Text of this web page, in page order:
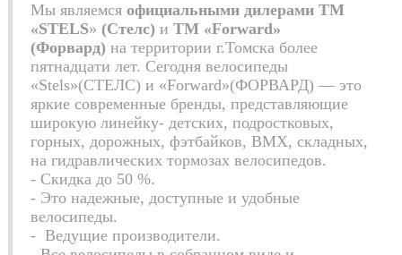
Мы являемся официальными дилерами ТМ
«STELS» (Стелс) и ТМ «Forward»
(Форвард) на территории г.Томска более
пятнадцати лет. Сегодня велосипеды
«Stels»(СТЕЛС) и «Forward»(ФОРВАРД) — это
яркие современные бренды, представляющие
широкую линейку- детских, подростковых,
горных, дорожных, фэтбайков, ВМХ, складных,
на гидравлических тормозах велосипедов.
- Скидка до 50 %.
- Это надежные, доступные и удобные
велосипеды.
- Ведущие производители.